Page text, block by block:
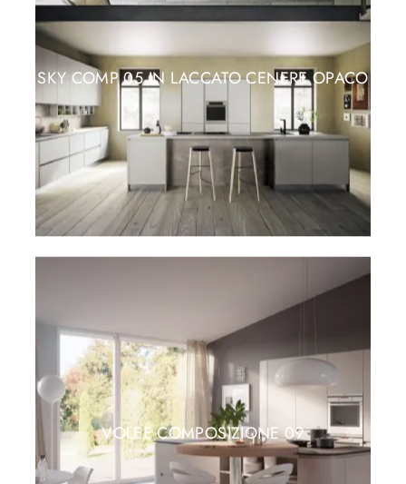
SKY COMP 05 IN LACCATO CENERE OPACO
VOLEE COMPOSIZIONE 09